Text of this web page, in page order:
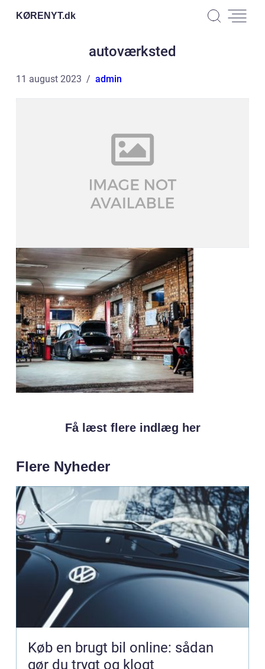
KØRENYT.dk
autoværksted
11 august 2023 admin
Få læst flere indlæg her
Flere Nyheder
Køb en brugt bil online: sådan
gør du trygt og klogt